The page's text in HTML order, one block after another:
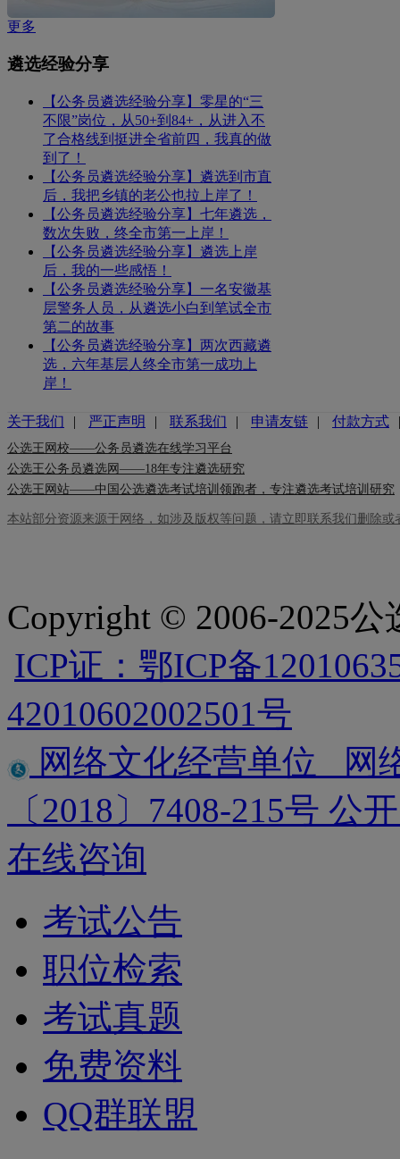
更多
遴选经验分享
【公务员遴选经验分享】零星的“三
不限”岗位，从50+到84+，从进入不
了合格线到挺进全省前四，我真的做
到了！
【公务员遴选经验分享】遴选到市直
后，我把乡镇的老公也拉上岸了！
【公务员遴选经验分享】七年遴选，
数次失败，终全市第一上岸！
【公务员遴选经验分享】遴选上岸
后，我的一些感悟！
【公务员遴选经验分享】一名安徽基
层警务人员，从遴选小白到笔试全市
第二的故事
【公务员遴选经验分享】两次西藏遴
选，六年基层人终全市第一成功上
岸！
关于我们 | 严正声明 | 联系我们 | 申请友链 | 付款方式 |
公选王网校——公务员遴选在线学习平台
公选王公务员遴选网——18年专注遴选研究
公选王网站——中国公选遴选考试培训领跑者，专注遴选考试培训研究
本站部分资源来源于网络，如涉及版权等问题，请立即联系我们删除或
Copyright © 2006-2025公
ICP证：鄂ICP备
42010602002501号
网络文化经营单位 网
〔2018〕7408-215号 公
在线咨询
考试公告
职位检索
考试真题
免费资料
QQ群联盟